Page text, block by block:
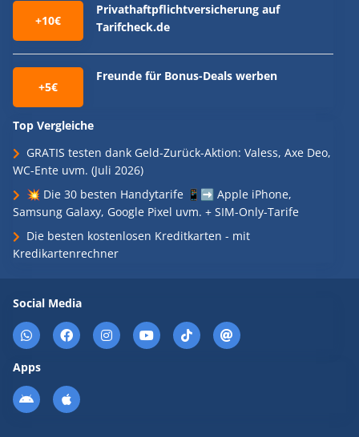
+10€
Privathaftpflichtversicherung auf
Tarifcheck.de
+5€
Freunde für Bonus-Deals werben
Top Vergleiche
GRATIS testen dank Geld-Zurück-Aktion: Valess, Axe Deo,
WC-Ente uvm. (Juli 2026)
💥 Die 30 besten Handytarife 📱➡️ Apple iPhone,
Samsung Galaxy, Google Pixel uvm. + SIM-Only-Tarife
Die besten kostenlosen Kreditkarten - mit
Kredikartenrechner
Social Media
Apps